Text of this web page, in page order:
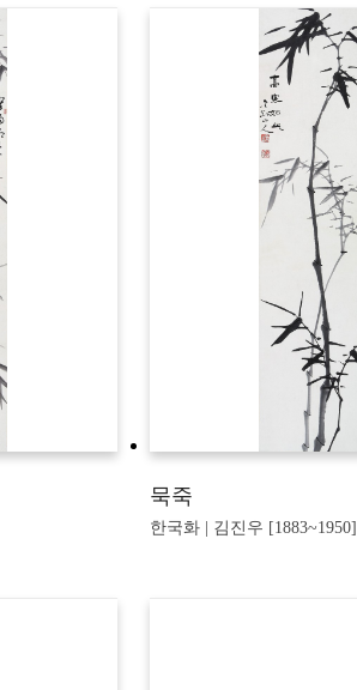
묵죽
한국화 | 김진우 [1883~1950]